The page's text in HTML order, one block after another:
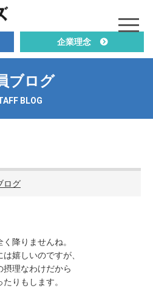
企業理念
ブログ
BLOG
ログ
降りませんね。
嬉しいのですが、
理なわけだから
りもします。